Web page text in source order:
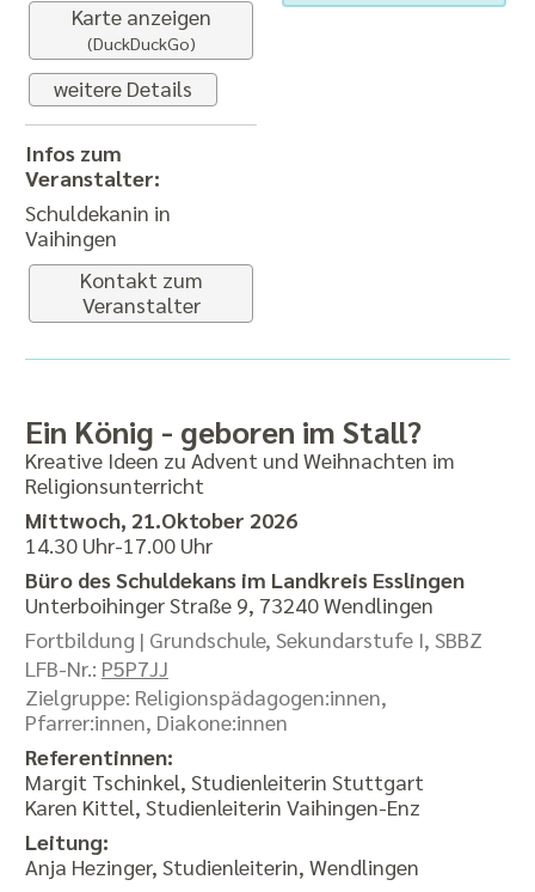
Karte anzeigen
(DuckDuckGo)
weitere Details
Infos zum
Veranstalter:
Schuldekanin in
Vaihingen
Kontakt zum
Veranstalter
Ein König - geboren im Stall?
Kreative Ideen zu Advent und Weihnachten im
Religionsunterricht
Mittwoch, 21.Oktober 2026
14.30 Uhr-17.00 Uhr
Büro des Schuldekans im Landkreis Esslingen
Unterboihinger Straße 9, 73240 Wendlingen
Fortbildung | Grundschule, Sekundarstufe I, SBBZ
LFB-Nr.: P5P7JJ
Zielgruppe: Religionspädagogen:innen,
Pfarrer:innen, Diakone:innen
Referentinnen:
Margit Tschinkel, Studienleiterin Stuttgart
Karen Kittel, Studienleiterin Vaihingen-Enz
Leitung:
Anja Hezinger, Studienleiterin, Wendlingen